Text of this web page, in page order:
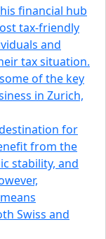
financial hub
tax-friendly
and
tax situation.
of the key
in Zurich,
for
from the
stability, and
Swiss and